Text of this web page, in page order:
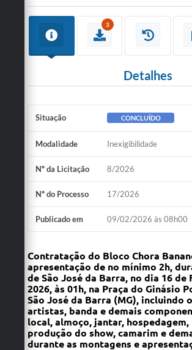
3
Detalhes
Situação CONCLUÍDO
Modalidade Inexigibilidade
Nº da Licitação 8/2026
Nº do Processo 17/2026
Publicado em 09/02/2026 às 08h00
Contratação do Bloco Chora
apresentação de no mínimo 2h,
de São José da Barra, no dia 16 de
2026, às 01h, na Praça do Ginásio
São José da Barra (MG), incluindo
artistas, banda e demais
local, almoço, jantar,
produção do show, camarim e
durante as montagens e